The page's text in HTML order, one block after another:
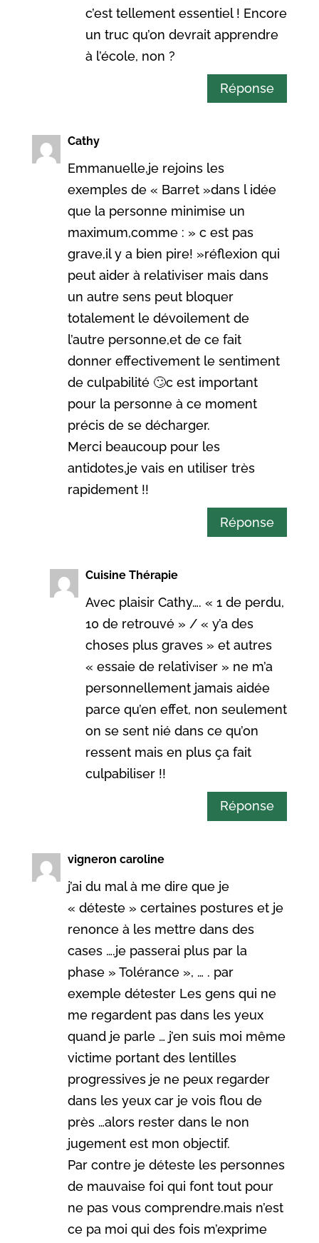
c’est tellement essentiel ! Encore
un truc qu’on devrait apprendre
à l’école, non ?
Réponse
Cathy
Emmanuelle,je rejoins les
exemples de « Barret »dans l idée
que la personne minimise un
maximum,comme : » c est pas
grave,il y a bien pire! »réflexion qui
peut aider à relativiser mais dans
un autre sens peut bloquer
totalement le dévoilement de
l’autre personne,et de ce fait
donner effectivement le sentiment
de culpabilité 🙄c est important
pour la personne à ce moment
précis de se décharger.
Merci beaucoup pour les
antidotes,je vais en utiliser très
rapidement !!
Réponse
Cuisine Thérapie
Avec plaisir Cathy…. « 1 de perdu,
10 de retrouvé » / « y’a des
choses plus graves » et autres
« essaie de relativiser » ne m’a
personnellement jamais aidée
parce qu’en effet, non seulement
on se sent nié dans ce qu’on
ressent mais en plus ça fait
culpabiliser !!
Réponse
vigneron caroline
j’ai du mal à me dire que je
« déteste » certaines postures et je
renonce à les mettre dans des
cases ….je passerai plus par la
phase » Tolérance », … . par
exemple détester Les gens qui ne
me regardent pas dans les yeux
quand je parle … j’en suis moi même
victime portant des lentilles
progressives je ne peux regarder
dans les yeux car je vois flou de
près …alors rester dans le non
jugement est mon objectif.
Par contre je déteste les personnes
de mauvaise foi qui font tout pour
ne pas vous comprendre.mais n’est
ce pa moi qui des fois m’exprime